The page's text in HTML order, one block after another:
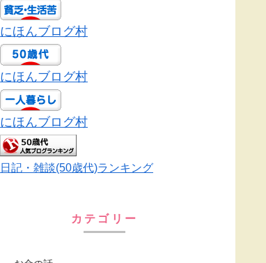
にほんブログ村
にほんブログ村
にほんブログ村
日記・雑談(50歳代)ランキング
カテゴリー